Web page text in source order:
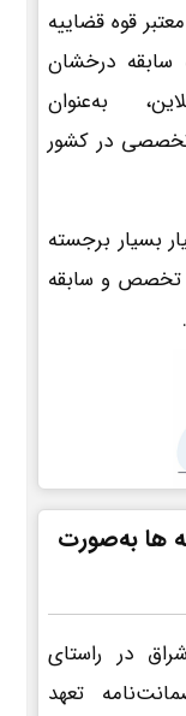
قوه قضاییه
درخشان
به‌عنوان
در کشور
بسیار برجسته
تخصص و سابقه
ها به‌صورت
در راستای
تعهد